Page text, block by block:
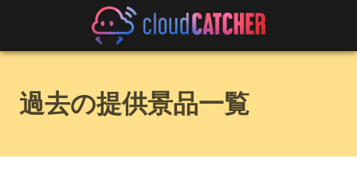
過去の提供景品一覧